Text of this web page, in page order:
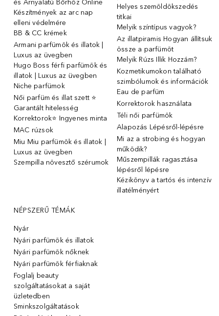
és Árnyalatú Bőrhöz Online
Készítmények az arc nap
elleni védelmére
BB & CC krémek
Armani parfümök és illatok |
Luxus az üvegben
Hugo Boss férfi parfümök és
illatok | Luxus az üvegben
Niche parfümok
Női parfüm és illat szett ⭐
Garantált hitelesség
Korrektorok⭐ Ingyenes minta
MAC rúzsok
Miu Miu parfümök és illatok |
Luxus az üvegben
Szempilla növesztő szérumok
Helyes szemöldökszedés
titkai
Melyik színtípus vagyok?
Az illatpiramis Hogyan állítsuk
össze a parfümöt
Melyik Rúzs Illik Hozzám?
Kozmetikumokon található
szimbólumok és információk
Eau de parfüm
Korrektorok használata
Téli női parfümök
Alapozás Lépésről-lépésre
Mi az a strobing és hogyan
működik?
Műszempillák ragasztása
lépésről lépésre
Kézikönyv a tartós és intenzív
illatélményért
NÉPSZERŰ TÉMÁK
Nyár
Nyári parfümök és illatok
Nyári parfümök nőknek
Nyári parfümök férfiaknak
Foglalj beauty
szolgáltatásokat a saját
üzletedben
Sminkszolgáltatások